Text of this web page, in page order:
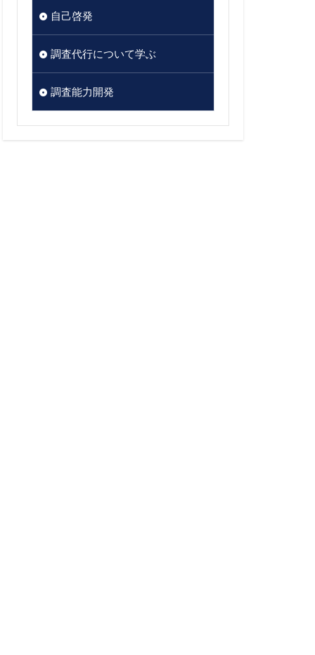
自己啓発
調査代行について学ぶ
調査能力開発